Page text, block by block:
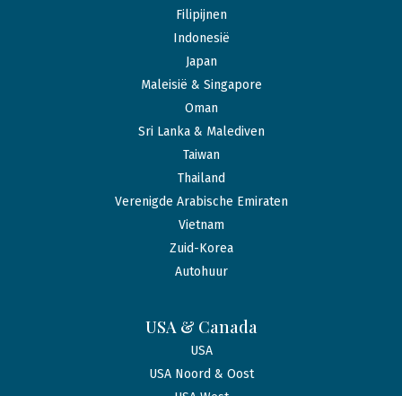
Filipijnen
Indonesië
Japan
Maleisië & Singapore
Oman
Sri Lanka & Malediven
Taiwan
Thailand
Verenigde Arabische Emiraten
Vietnam
Zuid-Korea
Autohuur
USA & Canada
USA
USA Noord & Oost